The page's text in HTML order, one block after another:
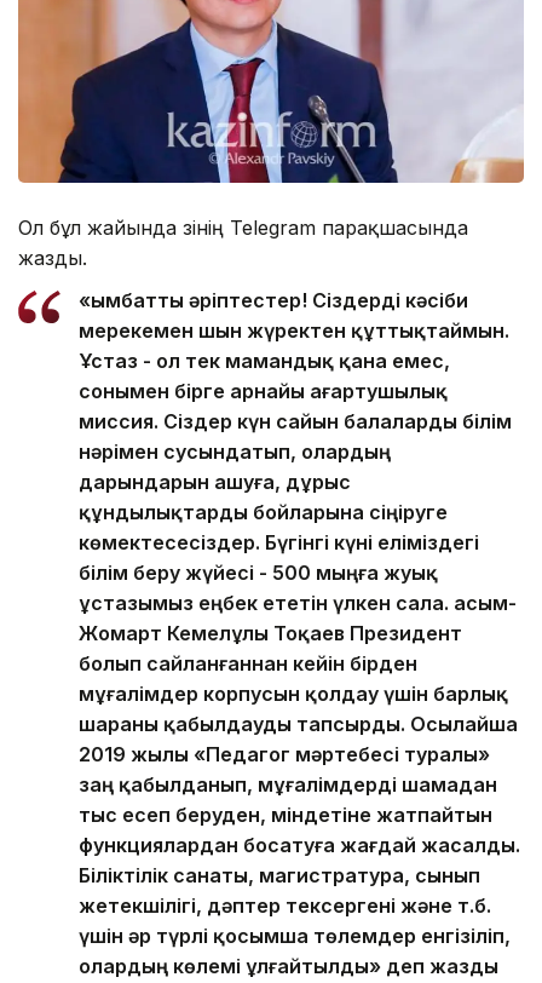
Ол бұл жайында өзінің Telegram парақшасында
жазды.
«Қымбатты әріптестер! Сіздерді кәсіби
мерекемен шын жүректен құттықтаймын.
Ұстаз - ол тек мамандық қана емес,
сонымен бірге арнайы ағартушылық
миссия. Сіздер күн сайын балаларды білім
нәрімен сусындатып, олардың
дарындарын ашуға, дұрыс
құндылықтарды бойларына сіңіруге
көмектесесіздер. Бүгінгі күні еліміздегі
білім беру жүйесі - 500 мыңға жуық
ұстазымыз еңбек ететін үлкен сала. Қасым-
Жомарт Кемелұлы Тоқаев Президент
болып сайланғаннан кейін бірден
мұғалімдер корпусын қолдау үшін барлық
шараны қабылдауды тапсырды. Осылайша
2019 жылы «Педагог мәртебесі туралы»
заң қабылданып, мұғалімдерді шамадан
тыс есеп беруден, міндетіне жатпайтын
функциялардан босатуға жағдай жасалды.
Біліктілік санаты, магистратура, сынып
жетекшілігі, дәптер тексергені және т.б.
үшін әр түрлі қосымша төлемдер енгізіліп,
олардың көлемі ұлғайтылды» деп жазды